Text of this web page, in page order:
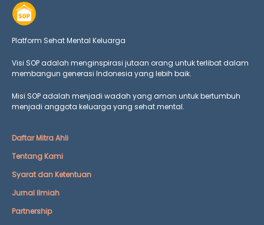
Platform Sehat Mental Keluarga
Visi SOP adalah menginspirasi jutaan orang untuk terlibat dalam
membangun generasi Indonesia yang lebih baik.
Misi SOP adalah menjadi wadah yang aman untuk bertumbuh
menjadi anggota keluarga yang sehat mental.
Daftar Mitra Ahli
Tentang Kami
Syarat dan Ketentuan
Jurnal Ilmiah
Partnership